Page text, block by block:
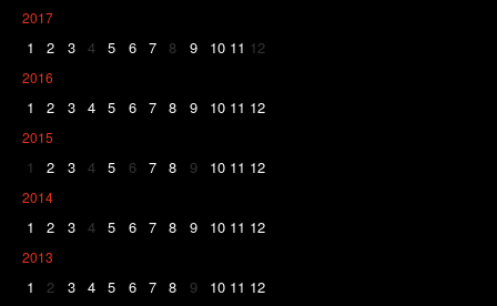
2017
1 2 3 4 5 6 7 8 9 10 11 12
2016
1 2 3 4 5 6 7 8 9 10 11 12
2015
1 2 3 4 5 6 7 8 9 10 11 12
2014
1 2 3 4 5 6 7 8 9 10 11 12
2013
1 2 3 4 5 6 7 8 9 10 11 12